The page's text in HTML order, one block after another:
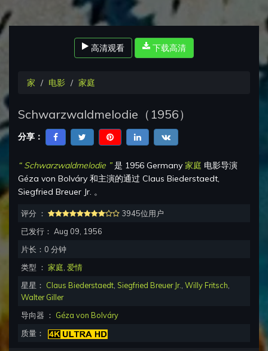
高清观看 下载高清
家 电影 家庭
Schwarzwaldmelodie （ 1956）
分享：
“ Schwarzwaldmelodie ”是 1956 Germany 家庭 电影导演
Géza von Bolváry 和主演的通过 Claus Biederstaedt,
Siegfried Breuer Jr. 。
评分 ：
3945位用户
已发行： Aug 09, 1956
片长： 0 分钟
类型 ： 家庭 爱情
星星： Claus Biederstaedt Siegfried Breuer Jr. Willy Fritsch
Walter Giller
导向器 ： Géza von Bolváry
质量：